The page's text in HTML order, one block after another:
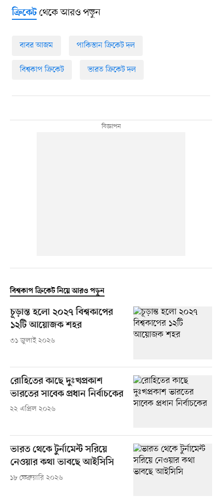
ক্রিকেটথেকে আরও পড়ুন
বাবর আজম পাকিস্তান ক্রিকেট দল
বিশ্বকাপ ক্রিকেট ভারত ক্রিকেট দল
বিশ্বকাপ ক্রিকেট নিয়ে আরও পড়ুন
চূড়ান্ত হলো ২০২৭ বিশ্বকাপের
১২টি আয়োজক শহর
৩১ জুলাই ২০২৬
রোহিতের কাছে দুঃখপ্রকাশ
ভারতের সাবেক প্রধান নির্বাচকের
২২ এপ্রিল ২০২৬
ভারত থেকে টুর্নামেন্ট সরিয়ে
নেওয়ার কথা ভাবছে আইসিসি
১৮ ফেব্রুয়ারি ২০২৬